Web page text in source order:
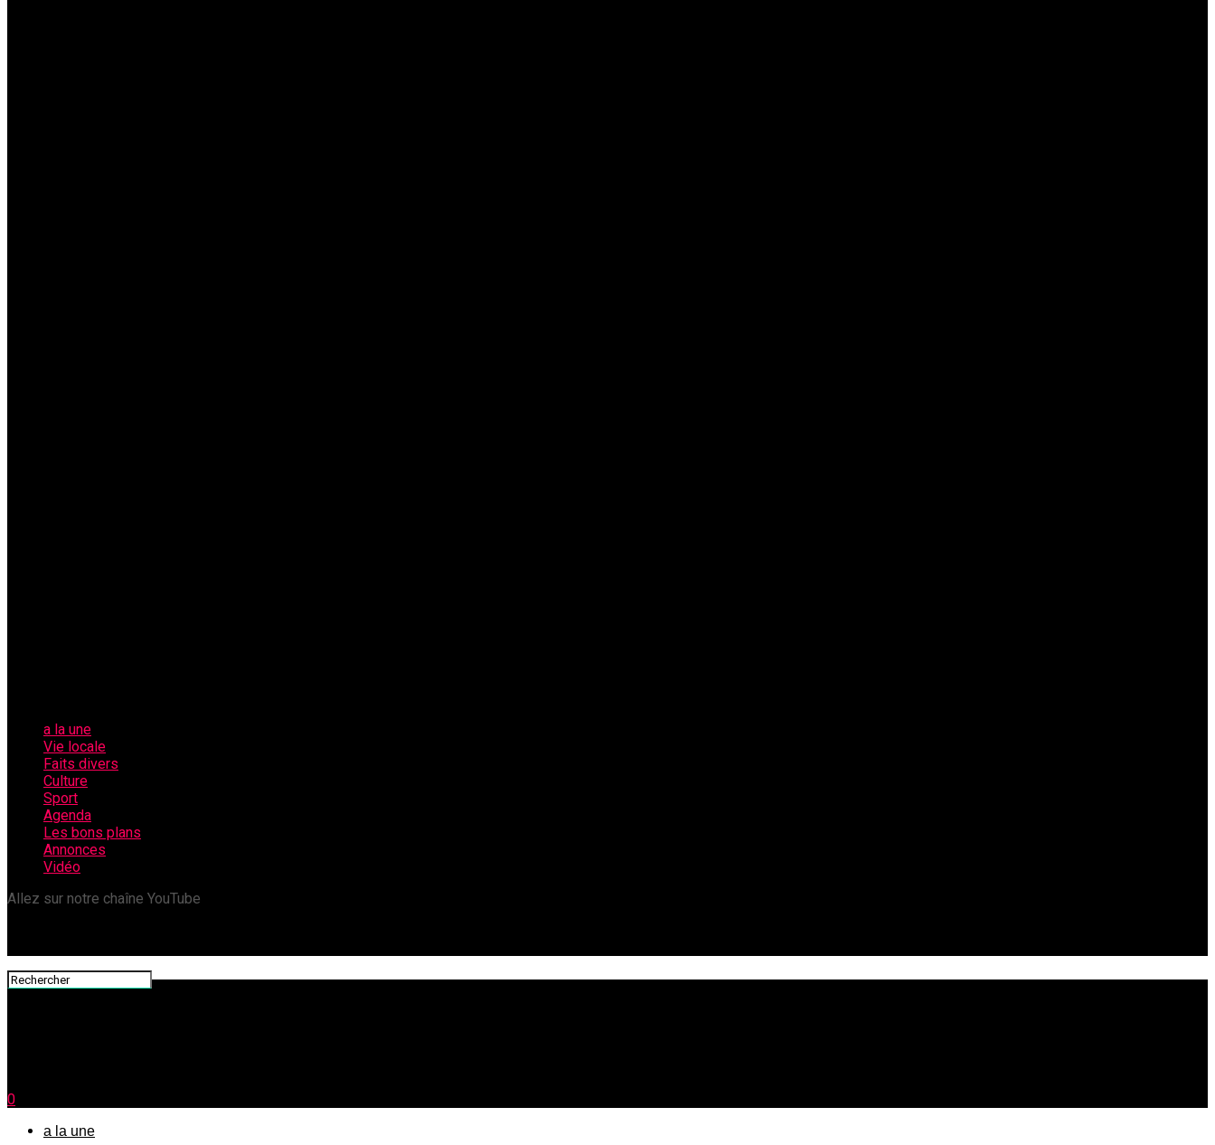
a la une
Vie locale
Faits divers
Culture
Sport
Agenda
Les bons plans
Annonces
Vidéo
Allez sur notre chaîne YouTube
0
a la une